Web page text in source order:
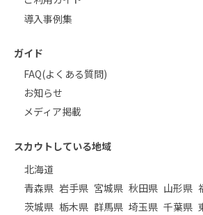
導入事例集
ガイド
FAQ(よくある質問)
お知らせ
メディア掲載
スカウトしている地域
北海道
青森県 岩手県 宮城県 秋田県 山形県
茨城県 栃木県 群馬県 埼玉県 千葉県